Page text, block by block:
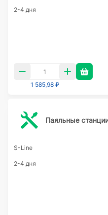
2-4 дня
1 585,98 ₽
Паяльные
S-Line
2-4 дня